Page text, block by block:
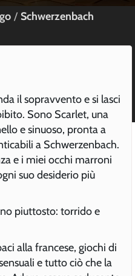
Schwerzenbach
il sopravvento e si lasci
Sono Scarlet, una
e sinuoso, pronta a
a Schwerzenbach.
e i miei occhi marroni
suo desiderio più
piuttosto: torrido e
alla francese, giochi di
e tutto ciò che la